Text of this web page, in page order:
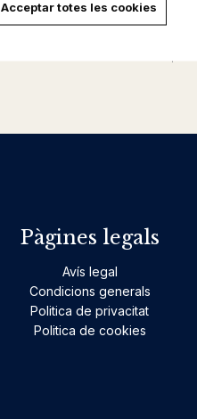
Pàgines legals
Avís legal
Condicions generals
Politica de privacitat
Politica de cookies
Acceptar totes les cookies